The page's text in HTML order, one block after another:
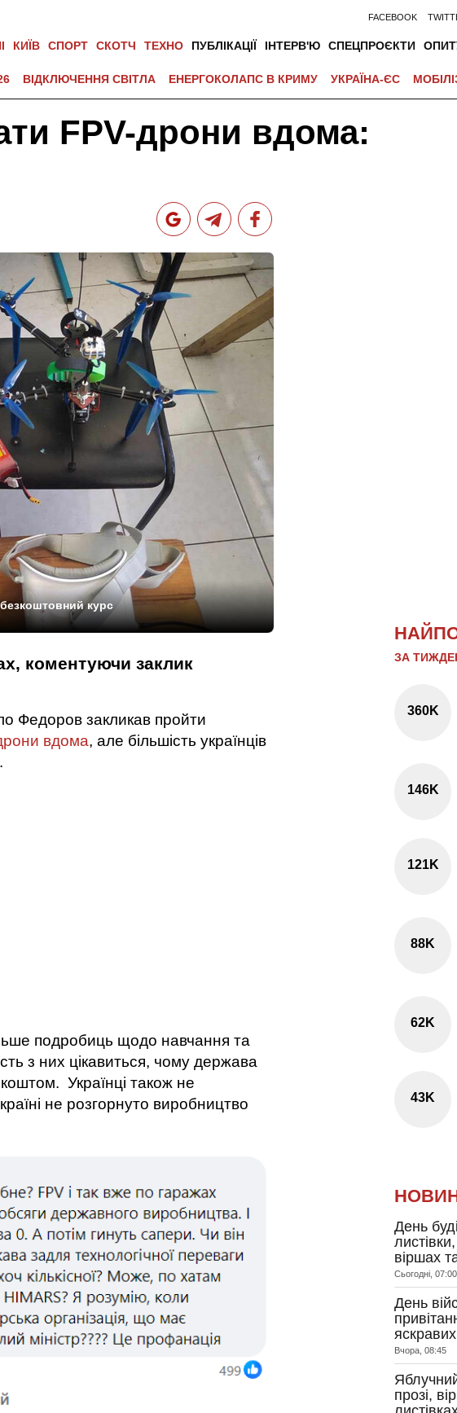
FACEBOOK
КИЇВ СПОРТ СКОТЧ ТЕХНО ПУБЛІКАЦІЇ ІНТЕРВ'Ю СПЕЦПРОЄКТИ
ВІДКЛЮЧЕННЯ СВІТЛА ЕНЕРГОКОЛАПС В КРИМУ УКРАЇНА-ЄС
FPV-дрони вдома:
курс
коментуючи заклик
Федоров закликав пройти
вдома, але більшість українців
подробиць щодо навчання та
з них цікавиться, чому держава
Українці також не
не розгорнуто виробництво
ЗА
360K
146K
121K
88K
62K
43K
День
віршах
Сьогодні, 07:00
День
Вчора, 08:45
прозі,